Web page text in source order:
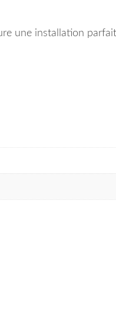
une installation